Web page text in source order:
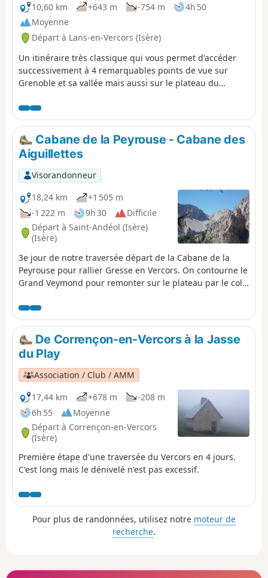
10,60 km
+643 m -754 m
4h 50
Moyenne
Départ à Lans-en-Vercors (Isère)
Un itinéraire très classique qui vous permet d'accéder
successivement à 4 remarquables points de vue sur
Grenoble et sa vallée mais aussi sur le plateau du
sortie à faire au moins une fois si on est dans le coin.
L'idéal est de monter à 2 véhicules et d'en laisser un à
l'arrivée qui se situe au Parking des Barnets, 2 lacets
plus bas que celui du départ à la station de Lans en
Vercors.
Cabane de la Peyrouse - Cabane des
Aiguillettes
Visorandonneur
18,24 km
+1 505 m
-1 222 m
9h 30
Difficile
Départ à Saint-Andéol (Isère)
(Isère)
3e jour de notre traversée départ de la Cabane de la
Peyrouse pour rallier Gresse en Vercors. On contourne le
Grand Veymond pour remonter sur le plateau par le col
l'Aiguillette.
De Corrençon-en-Vercors à la Jasse
du Play
Association / Club / AMM
17,44 km
+678 m
-208 m
6h 55
Moyenne
Départ à Corrençon-en-Vercors
(Isère)
Première étape d'une traversée du Vercors en 4 jours.
C'est long mais le dénivelé n'est pas excessif.
Pour plus de randonnées, utilisez notre moteur de
recherche.